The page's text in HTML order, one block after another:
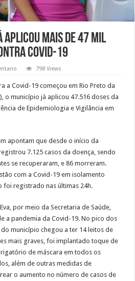
aplicou mais de 47 mil
Covid-19
798 Views
a Covid-19 começou em Rio Preto da
o município já aplicou 47.516 doses da
de Epidemiologia e Vigilância em
apontam que desde o início da
7.125 casos da doença, sendo
se recuperaram, e 86 morreram.
com a Covid-19 em isolamento
foi registrado nas últimas 24h.
por meio da Secretaria de Saúde,
a pandemia da Covid-19. No pico dos
município chegou a ter 14 leitos de
mais graves, foi implantado toque de
de máscara em todos os
além de outras medidas de
o aumento no número de casos de